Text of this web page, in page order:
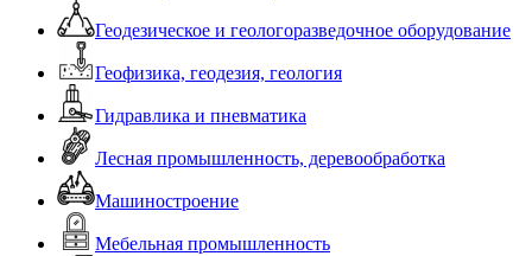
Геодезическое и геологоразведочное оборудование
Геофизика, геодезия, геология
Гидравлика и пневматика
Лесная промышленность, деревообработка
Машиностроение
Мебельная промышленность